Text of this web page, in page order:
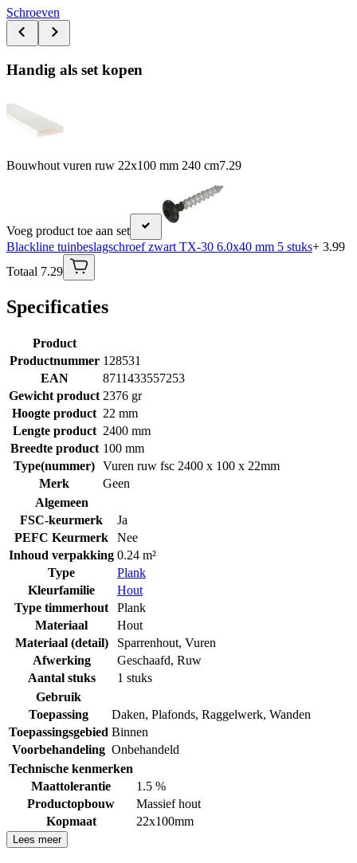
Schroeven
Handig als set kopen
Bouwhout vuren ruw 22x100 mm 240 cm7.29
Voeg product toe aan set
Blackline tuinbeslagschroef zwart TX-30 6.0x40 mm 5 stuks+ 3.99
Totaal 7.29
Specificaties
Product
Productnummer 128531
EAN
8711433557253
Gewicht product 2376 gr
Hoogte product 22 mm
Lengte product 2400 mm
Breedte product 100 mm
Type(nummer) Vuren ruw fsc 2400 x 100 x 22mm
Merk
Geen
Algemeen
FSC-keurmerk
Ja
PEFC Keurmerk
Nee
Inhoud verpakking 0.24 m²
Type
Plank
Kleurfamilie
Hout
Type timmerhout
Plank
Materiaal
Hout
Materiaal (detail)
Sparrenhout, Vuren
Afwerking
Geschaafd, Ruw
Aantal stuks
1 stuks
Gebruik
Toepassing
Daken, Plafonds, Raggelwerk, Wanden
Toepassingsgebied Binnen
Voorbehandeling Onbehandeld
Technische kenmerken
Maattolerantie
1.5 %
Productopbouw
Massief hout
Kopmaat
22x100mm
Lees meer